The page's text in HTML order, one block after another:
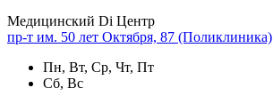
Медицинский Di Центр
пр-т им. 50 лет Октября, 87 (Поликлиника)
Пн, Вт, Ср, Чт, Пт
Сб, Вс